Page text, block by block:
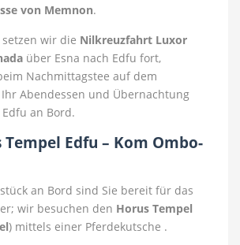
von Memnon.
wir die Nilkreuzfahrt Luxor
über Esna nach Edfu fort,
Nachmittagstee auf dem
Ihr Abendessen und Übernachtung
an Bord.
Tempel Edfu – Kom Ombo-
an Bord sind Sie bereit für das
wir besuchen den Horus Tempel
) mittels einer Pferdekutsche .